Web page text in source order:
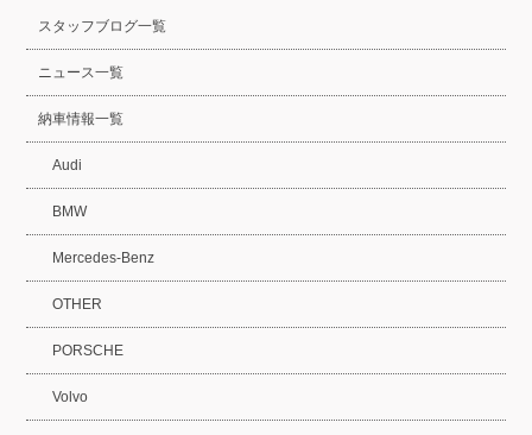
スタッフブログ一覧
ニュース一覧
納車情報一覧
Audi
BMW
Mercedes-Benz
OTHER
PORSCHE
Volvo